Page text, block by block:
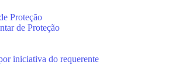
Proteção
de Proteção
iniciativa do requerente